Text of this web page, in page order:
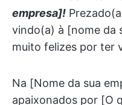
empresa]!
vindo(a) à [nome da
muito felizes por ter
Na [Nome da sua
apaixonados por [O